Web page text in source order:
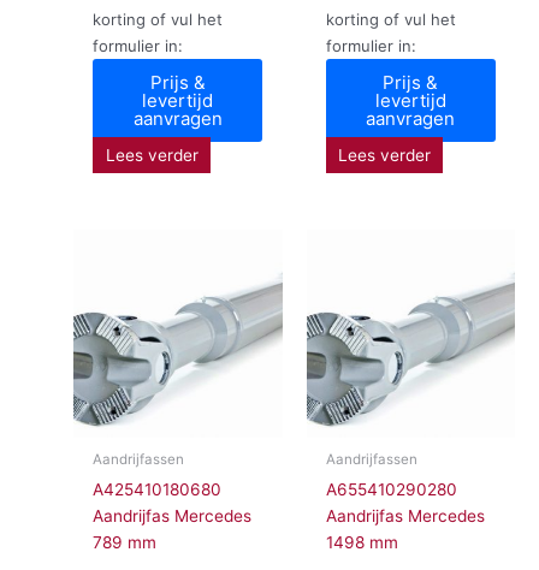
korting of vul het
formulier in:
Prijs &
levertijd
aanvragen
Lees verder
korting of vul het
formulier in:
Prijs &
levertijd
aanvragen
Lees verder
Aandrijfassen
A425410180680
Aandrijfas Mercedes
789 mm
Aandrijfassen
A655410290280
Aandrijfas Mercedes
1498 mm